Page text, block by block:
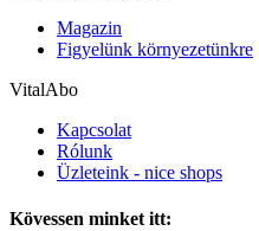
Magazin
Figyelünk környezetünkre
VitalAbo
Kapcsolat
Rólunk
Üzleteink - nice shops
Kövessen minket itt: